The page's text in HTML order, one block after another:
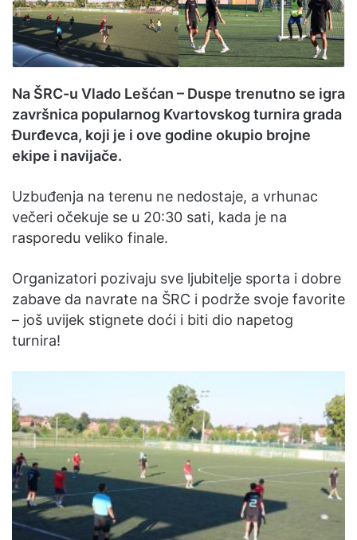
Na ŠRC-u Vlado Lešćan – Duspe trenutno se igra
završnica popularnog Kvartovskog turnira grada
Đurđevca, koji je i ove godine okupio brojne
ekipe i navijače.
Uzbuđenja na terenu ne nedostaje, a vrhunac
večeri očekuje se u 20:30 sati, kada je na
rasporedu veliko finale.
Organizatori pozivaju sve ljubitelje sporta i dobre
zabave da navrate na ŠRC i podrže svoje favorite
– još uvijek stignete doći i biti dio napetog
turnira!